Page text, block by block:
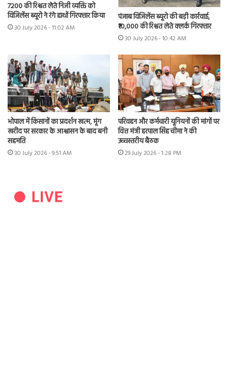
7200 की रिश्वत लेते निजी व्यक्ति को
विजिलेंस ब्यूरो ने रंगे हाथों गिरफ्तार किया
30 July 2026 - 11:02 AM
पंजाब विजिलेंस ब्यूरो की बड़ी कार्रवाई,
₹10,000 की रिश्वत लेते क्लर्क गिरफ्तार
30 July 2026 - 10:42 AM
भोपाल में किसानों का प्रदर्शन खत्म, मूंग
खरीद पर सरकार के आश्वासन के बाद बनी
सहमति
30 July 2026 - 9:51 AM
परिवहन और कर्मचारी यूनियनों की मांगों पर
वित्त मंत्री हरपाल सिंह चीमा ने की
उच्चस्तरीय बैठक
29 July 2026 - 1:28 PM